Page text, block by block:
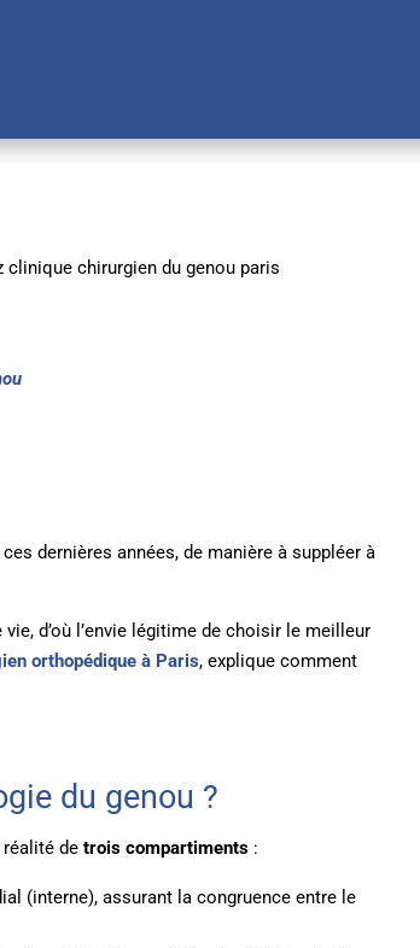
dernières années, de manière à suppléer à
d’où l’envie légitime de choisir le meilleur
orthopédique à Paris, explique comment
du genou ?
de trois compartiments :
(interne), assurant la congruence entre le